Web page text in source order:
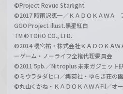
©Project Revue Starlight
©2017 時雨沢恵一／ＫＡＤＯＫＡＷＡ
GGO Project illust.黒星紅白
TM ©TOHO CO., LTD.
©2014 榎宮祐・株式会社ＫＡＤＯＫＡＷ
ーゲーム・ノーライフ全権代理委員会
©2011 5pb.／Nitroplus 未来ガジェット
©ミウラタダヒロ／集英社・ゆらぎ荘の
©丸山くがね・ＫＡＤＯＫＡＷＡ刊／オ